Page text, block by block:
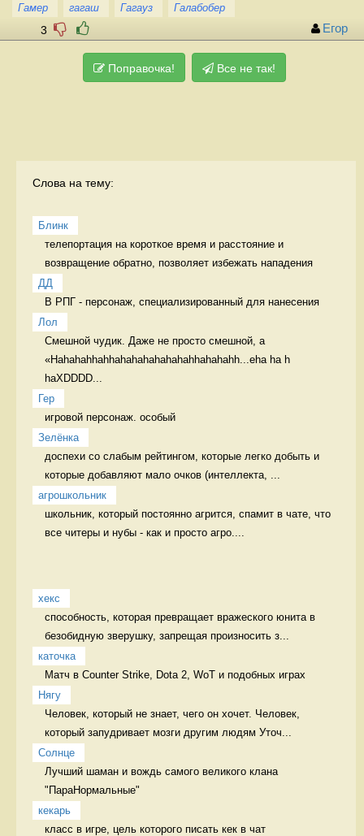
Гамер
гагаш Гагауз Галабобер
3 Егор
Поправочка! Все не так!
Слова на тему:
Блинк
телепортация на короткое время и расстояние и
возвращение обратно, позволяет избежать нападения
ДД
В РПГ - персонаж, специализированный для нанесения
Лол
Смешной чудик. Даже не просто смешной, а
«Hahahahhahhahahahahahahahhahahahh...eha ha h
haXDDDD...
Гер
игровой персонаж. особый
Зелёнка
доспехи со слабым рейтингом, которые легко добыть и
которые добавляют мало очков (интеллекта, ...
агрошкольник
школьник, который постоянно агрится, спамит в чате, что
все читеры и нубы - как и просто агро....
хекс
способность, которая превращает вражеского юнита в
безобидную зверушку, запрещая произносить з...
каточка
Матч в Counter Strike, Dota 2, WoT и подобных играх
Нягу
Человек, который не знает, чего он хочет. Человек,
который запудривает мозги другим людям Уточ...
Солнце
Лучший шаман и вождь самого великого клана
"ПараНормальные"
кекарь
класс в игре, цель которого писать кек в чат